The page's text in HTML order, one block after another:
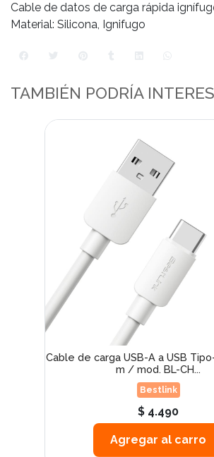
Cable de datos de carga rápida
Material: Silicona, Ignifugo
TAMBIÉN PODRÍA
Cable de carga USB-A a USB
m / mod. BL-CH...
Bestlink
$ 4.490
Agregar al carro